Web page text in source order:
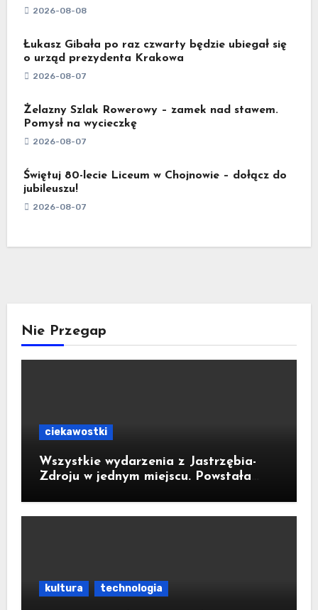
2026-08-08
Łukasz Gibała po raz czwarty będzie ubiegał się
o urząd prezydenta Krakowa
2026-08-07
Żelazny Szlak Rowerowy – zamek nad stawem.
Pomysł na wycieczkę
2026-08-07
Świętuj 80-lecie Liceum w Chojnowie – dołącz do
jubileuszu!
2026-08-07
Nie Przegap
ciekawostki
Wszystkie wydarzenia z Jastrzębia-
Zdroju w jednym miejscu. Powstała
kultura technologia